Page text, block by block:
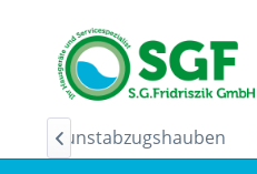
Dunstabzugshauben
